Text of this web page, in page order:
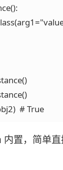
print(obj1 is obj2)  # True
置，简单